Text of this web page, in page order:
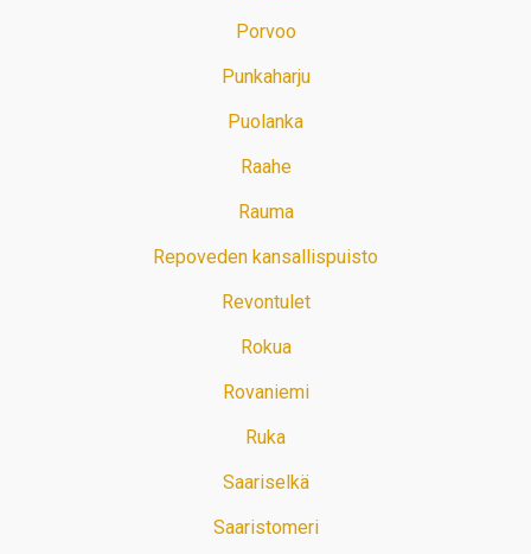
Porvoo
Punkaharju
Puolanka
Raahe
Rauma
Repoveden kansallispuisto
Revontulet
Rokua
Rovaniemi
Ruka
Saariselkä
Saaristomeri